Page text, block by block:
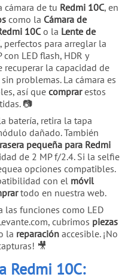
cámara de tu Redmi 10C, en
como la Cámara de
10C o la Lente de
, perfectos para arreglar la
LED flash, HDR y
recuperar la capacidad de
problemas. La cámara es
así que comprarestos
📷
batería, retira la tapa
dañado. También
pequeña para Redmi
de 2 MP f/2.4. Si la selfie
opciones compatibles.
con el móvil
todo en nuestra web.
las funciones como LED
cubrimos piezas
la reparación accesible. ¡No
🎥
Redmi 10C: